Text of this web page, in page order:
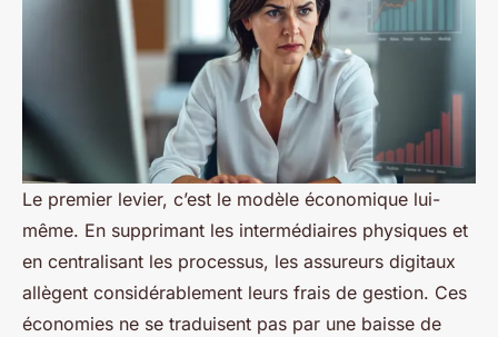
Le premier levier, c’est le modèle économique lui-
même. En supprimant les intermédiaires physiques et
en centralisant les processus, les assureurs digitaux
allègent considérablement leurs frais de gestion. Ces
économies ne se traduisent pas par une baisse de